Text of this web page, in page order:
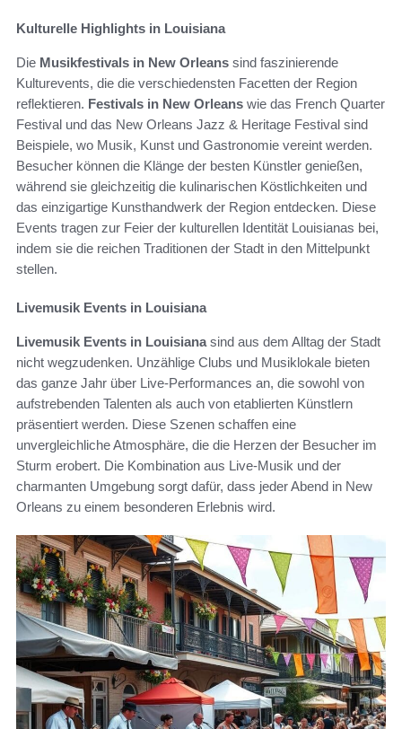
Kulturelle Highlights in Louisiana
Die Musikfestivals in New Orleans sind faszinierende
Kulturevents, die die verschiedensten Facetten der Region
reflektieren. Festivals in New Orleans wie das French Quarter
Festival und das New Orleans Jazz & Heritage Festival sind
Beispiele, wo Musik, Kunst und Gastronomie vereint werden.
Besucher können die Klänge der besten Künstler genießen,
während sie gleichzeitig die kulinarischen Köstlichkeiten und
das einzigartige Kunsthandwerk der Region entdecken. Diese
Events tragen zur Feier der kulturellen Identität Louisianas bei,
indem sie die reichen Traditionen der Stadt in den Mittelpunkt
stellen.
Livemusik Events in Louisiana
Livemusik Events in Louisianasind aus dem Alltag der Stadt
nicht wegzudenken. Unzählige Clubs und Musiklokale bieten
das ganze Jahr über Live-Performances an, die sowohl von
aufstrebenden Talenten als auch von etablierten Künstlern
präsentiert werden. Diese Szenen schaffen eine
unvergleichliche Atmosphäre, die die Herzen der Besucher im
Sturm erobert. Die Kombination aus Live-Musik und der
charmanten Umgebung sorgt dafür, dass jeder Abend in New
Orleans zu einem besonderen Erlebnis wird.